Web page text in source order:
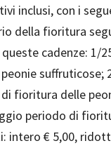
inclusi, con i
della fioritura
cadenze: 1/
suffruticose;
fioritura delle
periodo di
intero € 5,00,